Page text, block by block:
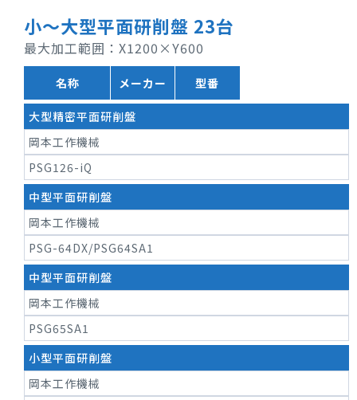
小～大型平面研削盤 23台
最大加工範囲：X1200×Y600
名称 メーカー 型番
大型精密平面研削盤
岡本工作機械
PSG126-iQ
中型平面研削盤
岡本工作機械
PSG-64DX/PSG64SA1
中型平面研削盤
岡本工作機械
PSG65SA1
小型平面研削盤
岡本工作機械